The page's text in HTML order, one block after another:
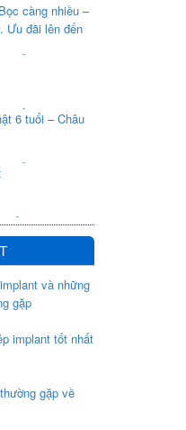
càng nhiều –
Ưu đãi lên đến
ghép Implant
6 tuổi – Châu
lo về giá
và những
gặp
implant tốt nhất
gặp về